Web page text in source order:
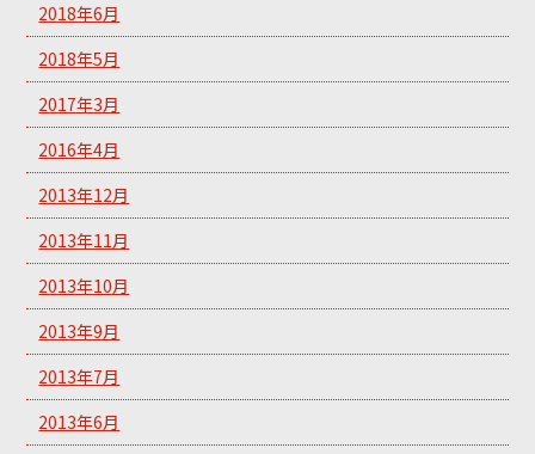
2018年6月
2018年5月
2017年3月
2016年4月
2013年12月
2013年11月
2013年10月
2013年9月
2013年7月
2013年6月